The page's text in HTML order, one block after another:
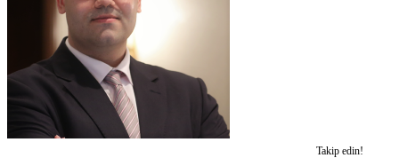
Takip edin!